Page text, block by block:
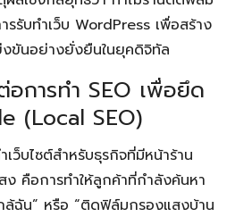
รรับทำเว็บ WordPress เพื่อสร้าง
งขันอย่างยั่งยืนในยุคดิจิทัล
อการทำ SEO เพื่อยึด
(Local SEO)
ว็บไซต์สำหรับธุรกิจที่มีหน้าร้าน
คือการทำให้ลูกค้าที่กำลังค้นหา
ฉัน” หรือ “ติดฟิล์มกรองแสงบ้าน